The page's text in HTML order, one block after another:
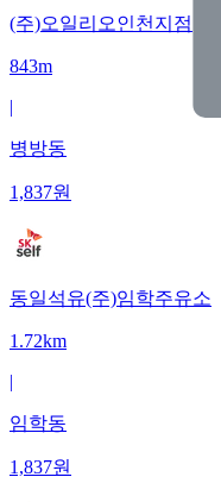
(주)오일리오인천지점
843m
|
병방동
1,837원
동일석유(주)임학주유소
1.72km
|
임학동
1,837원